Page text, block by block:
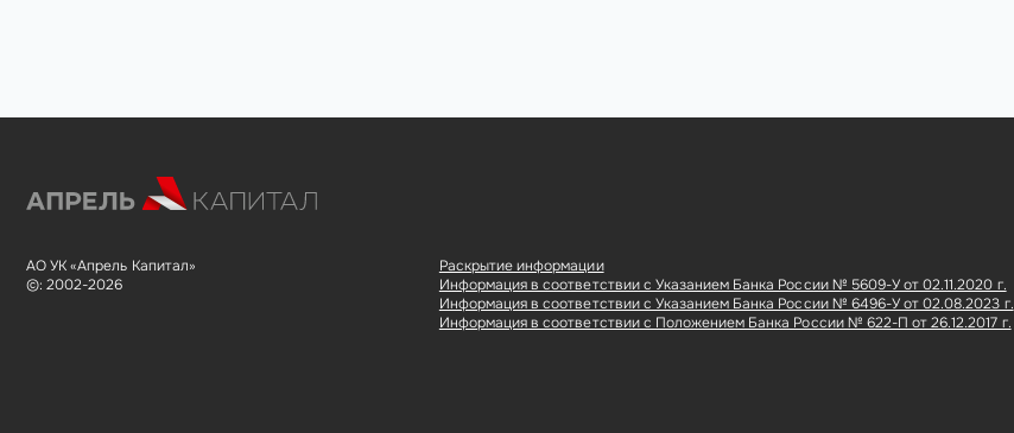
АО УК «Апрель Капитал»
©: 2002-2026
Раскрытие информации
Информация в соответствии с Указанием Банка России № 5609-У от 02.11.2020 г.
Информация в соответствии с Указанием Банка России № 6496-У от 02.08.2023 г.
Информация в соответствии с Положением Банка России № 622-П от 26.12.2017 г.